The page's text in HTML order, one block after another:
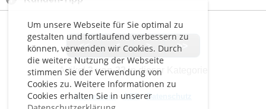
Um unsere Webseite für Sie optimal zu
gestalten und fortlaufend verbessern zu
können, verwenden wir Cookies. Durch
die weitere Nutzung der Webseite
stimmen Sie der Verwendung von
Cookies zu. Weitere Informationen zu
Cookies erhalten Sie in unserer
<< < > >>
Artikel3 von 22in dieser Kategorie
Impressum-AGB-Datenschutz